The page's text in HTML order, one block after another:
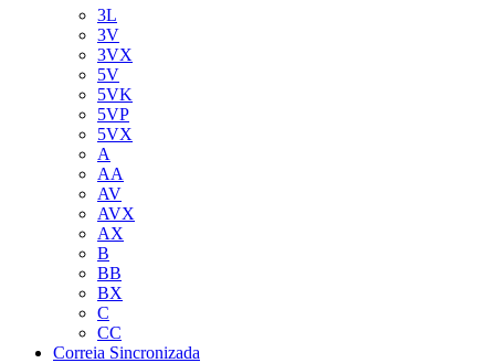
3L
3V
3VX
5V
5VK
5VP
5VX
A
AA
AV
AVX
AX
B
BB
BX
C
CC
Correia Sincronizada